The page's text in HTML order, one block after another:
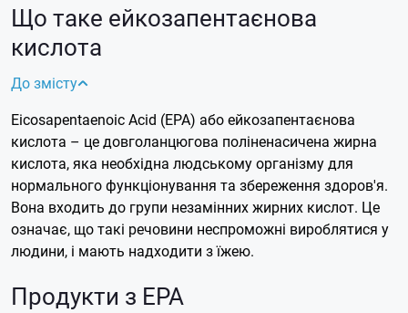
Що таке ейкозапентаєнова
кислота
До змісту
Eicosapentaenoic Acid (EPA) або ейкозапентаєнова
кислота – це довголанцюгова поліненасичена жирна
кислота, яка необхідна людському організму для
нормального функціонування та збереження здоров'я.
Вона входить до групи незамінних жирних кислот. Це
означає, що такі речовини неспроможні вироблятися у
людини, і мають надходити з їжею.
Продукти з EPA